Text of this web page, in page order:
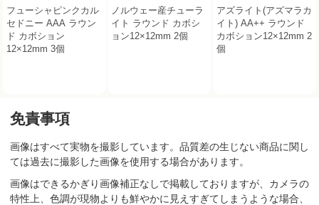
フューシャピンクカル
セドニー AAA ラウン
ド カボション
12×12mm 3個
ノルウェー産チューラ
イト ラウンド カボシ
ョン12×12mm 2個
アズライト(アズマラカ
イト) AA++ ラウンド
カボション12×12mm 2
個
免責事項
画像はすべて実物を撮影しています。品質差の生じない商品に関し
ては過去に撮影した画像を使用する場合があります。
画像はできるかぎり画像補正なしで掲載しておりますが、カメラの
特性上、色調が現物よりも鮮やかに見えすぎてしまうような場合、